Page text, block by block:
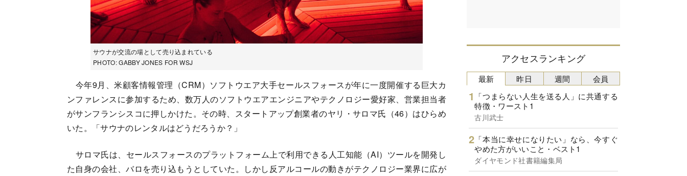
サウナが交流の場として売り込まれている
PHOTO: GABBY JONES FOR WSJ
今年9月、米顧客情報管理（CRM）ソフトウエア大手セールスフォースが年に一度開催する巨大カ
ンファレンスに参加するため、数万人のソフトウエアエンジニアやテクノロジー愛好家、営業担当者
がサンフランシスコに押しかけた。その時、スタートアップ創業者のヤリ・サロマ氏（46）はひらめ
いた。「サウナのレンタルはどうだろうか？」
サロマ氏は、セールスフォースのプラットフォーム上で利用できる人工知能（AI）ツールを開発し
た自身の会社、バロを売り込もうとしていた。しかし反アルコールの動きがテクノロジー業界に広が
アクセスランキング
最新
「つまらない人生を送る人」に共通する
特徴・ワースト1
古川武士
「本当に幸せになりたい」なら、今すぐ
やめた方がいいこと・ベスト1
ダイヤモンド社書籍編集局
昨日 週間 会員